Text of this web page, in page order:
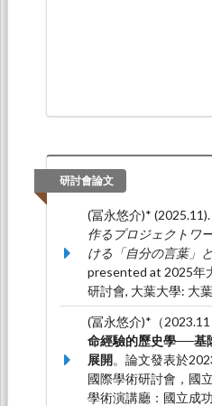
研討會論文
(冨永悠介)* (2025.11).
作るプロジェクトワ
ける「自分の言葉」
presented at 2025年
研討會, 大葉大學: 大
(冨永悠介)*（2023.11
命經驗的歷史學──基
展開。論文發表於
國際學術研討會，國
學術演講廳：國立成